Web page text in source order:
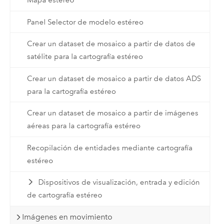
Panel Selector de modelo estéreo
Crear un dataset de mosaico a partir de datos de
satélite para la cartografía estéreo
Crear un dataset de mosaico a partir de datos ADS
para la cartografía estéreo
Crear un dataset de mosaico a partir de imágenes
aéreas para la cartografía estéreo
Recopilación de entidades mediante cartografía
estéreo
Dispositivos de visualización, entrada y edición
de cartografía estéreo
Imágenes en movimiento